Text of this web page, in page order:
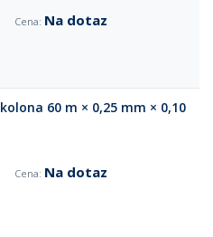
Na dotaz
kolona 60 m × 0,25 mm × 0,10
Na dotaz